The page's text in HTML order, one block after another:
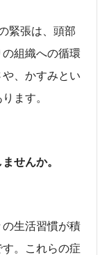
緊張は、頭部
組織への循環
、かすみとい
ます。
せんか。
生活習慣が積
。これらの症